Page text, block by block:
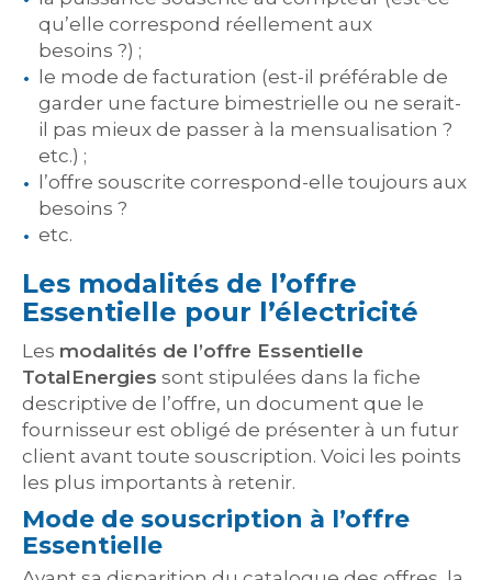
qu’elle correspond réellement aux
besoins ?) ;
le mode de facturation (est-il préférable de
garder une facture bimestrielle ou ne serait-
il pas mieux de passer à la mensualisation ?
etc.) ;
l’offre souscrite correspond-elle toujours aux
besoins ?
etc.
Les modalités de l’offre
Essentielle pour l’électricité
Les modalités de l’offre Essentielle
TotalEnergies sont stipulées dans la fiche
descriptive de l’offre, un document que le
fournisseur est obligé de présenter à un futur
client avant toute souscription. Voici les points
les plus importants à retenir.
Mode de souscription à l’offre
Essentielle